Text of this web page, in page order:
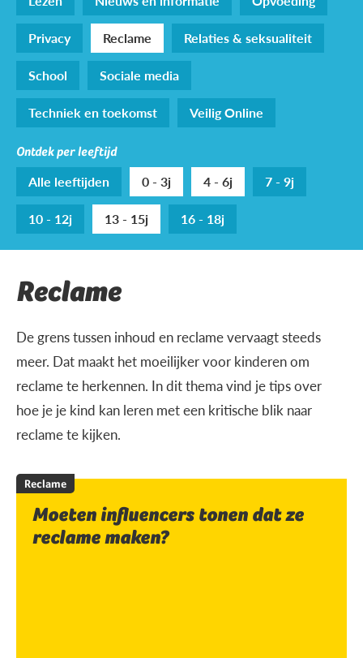
Privacy
Reclame
Relaties & seksualiteit
School
Sociale media
Techniek en toekomst
Veilig Online
Ontdek per leeftijd
Alle leeftijden 0 - 3j 4 - 6j
7 - 9j
10 - 12j
13 - 15j 16 - 18j
Reclame
De grens tussen inhoud en reclame vervaagt steeds
meer. Dat maakt het moeilijker voor kinderen om
reclame te herkennen. In dit thema vind je tips over
hoe je je kind kan leren met een kritische blik naar
reclame te kijken.
Reclame
Moeten influencers tonen dat ze
reclame maken?